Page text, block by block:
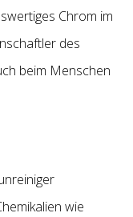
Chrom im
des
beim Menschen
wie